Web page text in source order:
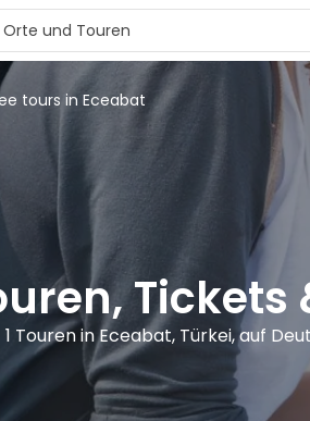
tours in Eceabat
1 Touren in Eceabat, Türkei, auf